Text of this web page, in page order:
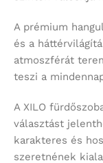
A prémium
és a
atmoszférát
teszi a
A XILO
választást
karakteres és
szeretnének